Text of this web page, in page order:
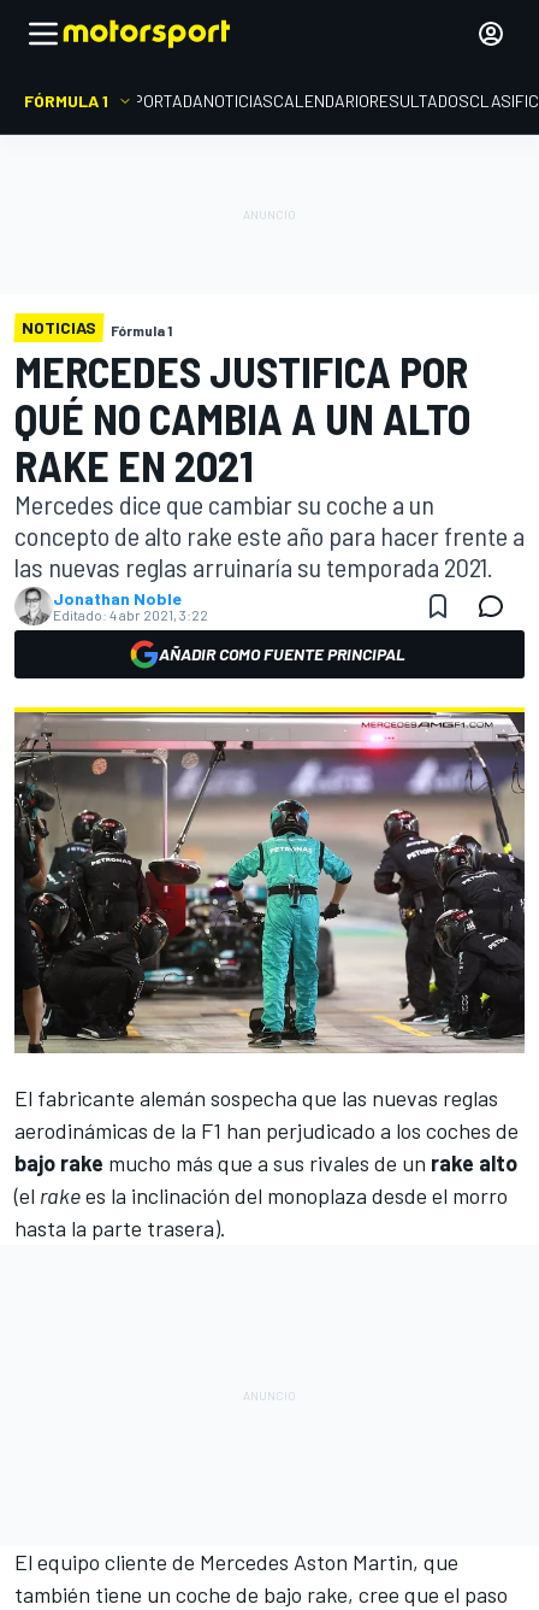
FÓRMULA 1 PORTADANOTICIASCALENDARIORESULTADOS
NOTICIAS Fórmula 1
MERCEDES JUSTIFICA POR
QUÉ NO CAMBIA A UN ALTO
RAKE EN 2021
Mercedes dice que cambiar su coche a un
concepto de alto rake este año para hacer frente a
las nuevas reglas arruinaría su temporada 2021.
Jonathan Noble
Editado: 4 abr 2021, 3:22
AÑADIR COMO FUENTE PRINCIPAL
El fabricante alemán sospecha que las nuevas reglas
aerodinámicas de la F1 han perjudicado a los coches de
bajo rake mucho más que a sus rivales de un rake alto
(el rakees la inclinación del monoplaza desde el morro
hasta la parte trasera).
El equipo cliente de Mercedes Aston Martin, que
también tiene un coche de bajo rake, cree que el paso